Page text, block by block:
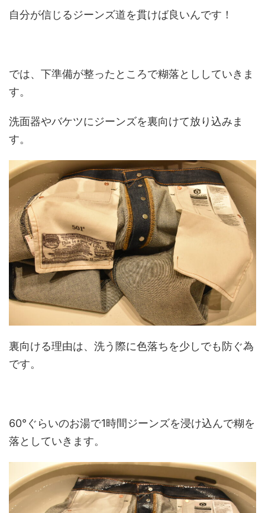
自分が信じるジーンズ道を貫けば良いんです！
では、下準備が整ったところで糊落とししていきま
す。
洗面器やバケツにジーンズを裏向けて放り込みま
す。
裏向ける理由は、洗う際に色落ちを少しでも防ぐ為
です。
60°ぐらいのお湯で1時間ジーンズを浸け込んで糊を
落としていきます。